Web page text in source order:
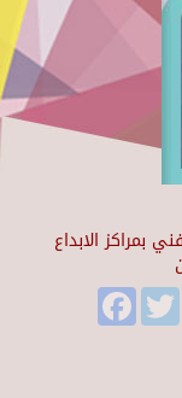
بمراكز الابداع